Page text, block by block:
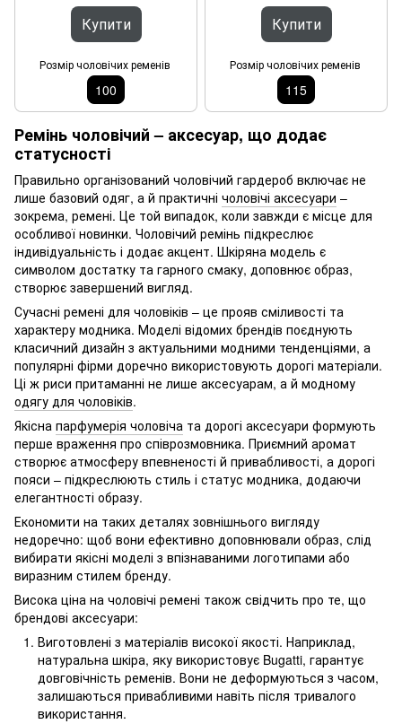
Купити
Розмір чоловічих ременів
100
Купити
Розмір чоловічих ременів
115
Ремінь чоловічий – аксесуар, що додає
статусності
Правильно організований чоловічий гардероб включає не
лише базовий одяг, а й практичні чоловічі аксесуари –
зокрема, ремені. Це той випадок, коли завжди є місце для
особливої новинки. Чоловічий ремінь підкреслює
індивідуальність і додає акцент. Шкіряна модель є
символом достатку та гарного смаку, доповнює образ,
створює завершений вигляд.
Сучасні ремені для чоловіків – це прояв сміливості та
характеру модника. Моделі відомих брендів поєднують
класичний дизайн з актуальними модними тенденціями, а
популярні фірми доречно використовують дорогі матеріали.
Ці ж риси притаманні не лише аксесуарам, а й модному
одягу для чоловіків.
Якісна парфумерія чоловіча та дорогі аксесуари формують
перше враження про співрозмовника. Приємний аромат
створює атмосферу впевненості й привабливості, а дорогі
пояси – підкреслюють стиль і статус модника, додаючи
елегантності образу.
Економити на таких деталях зовнішнього вигляду
недоречно: щоб вони ефективно доповнювали образ, слід
вибирати якісні моделі з впізнаваними логотипами або
виразним стилем бренду.
Висока ціна на чоловічі ремені також свідчить про те, що
брендові аксесуари:
Виготовлені з матеріалів високої якості. Наприклад,
натуральна шкіра, яку використовує Bugatti, гарантує
довговічність ременів. Вони не деформуються з часом,
залишаються привабливими навіть після тривалого
використання.